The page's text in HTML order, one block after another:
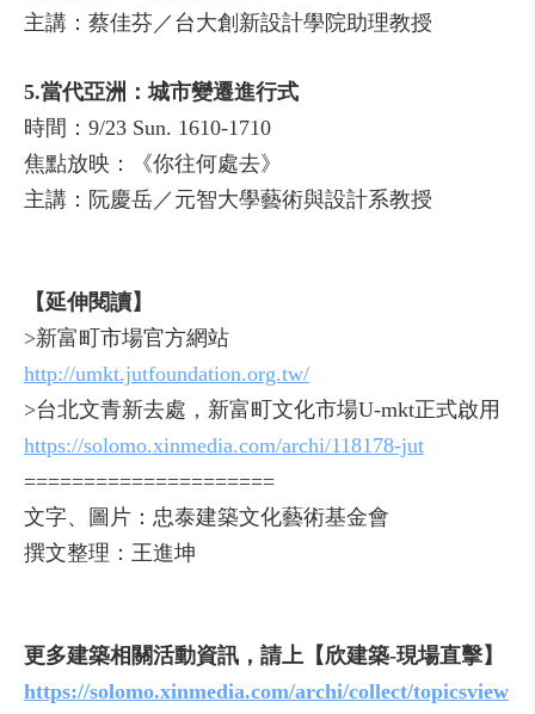
主講：蔡佳芬／台大創新設計學院助理教授
5.當代亞洲：城市變遷進行式
時間：9/23 Sun. 1610-1710
焦點放映：《你往何處去》
主講：阮慶岳／元智大學藝術與設計系教授
【延伸閱讀】
>新富町市場官方網站
http://umkt.jutfoundation.org.tw/
>台北文青新去處，新富町文化市場U-mkt正式啟用
https://solomo.xinmedia.com/archi/118178-jut
=====================
文字、圖片：忠泰建築文化藝術基金會
撰文整理：王進坤
更多建築相關活動資訊，請上【欣建築-現場直擊】
https://solomo.xinmedia.com/archi/collect/topicsview